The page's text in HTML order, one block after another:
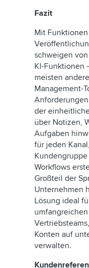
Fazit
Mit
schweigen
KI-Funktionen
meisten
Management-
der
über Notizen,
Aufgaben
für jeden
Workflows
Großteil der
Unternehmen
Lösung ideal
Konten auf
verwalten.